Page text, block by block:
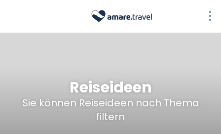
Reiseideen
Sie können Reiseideen nach Thema
filtern